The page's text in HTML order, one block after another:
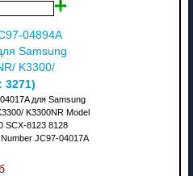
04894A
Samsung
K3300/
3271)
для Samsung
K3300NR Model
SCX-8123 8128
JC97-04017A